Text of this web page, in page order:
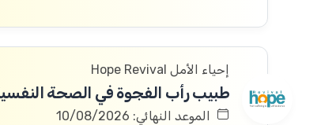
إحياء الأمل Hope Revival
الموعد النهائي: 10/08/2026